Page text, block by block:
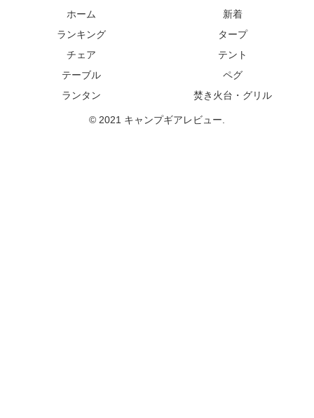
ホーム
新着
ランキング
タープ
チェア
テント
テーブル
ペグ
ランタン
焚き火台・グリル
© 2021 キャンプギアレビュー.